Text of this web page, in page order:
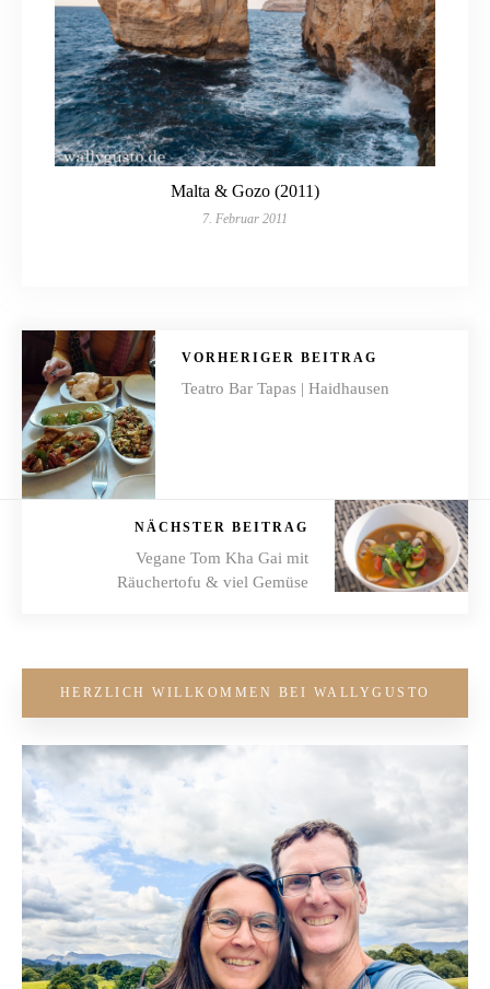
Malta & Gozo (2011)
7. Februar 2011
VORHERIGER BEITRAG
Teatro Bar Tapas | Haidhausen
NÄCHSTER BEITRAG
Vegane Tom Kha Gai mit
Räuchertofu & viel Gemüse
HERZLICH WILLKOMMEN BEI WALLYGUSTO